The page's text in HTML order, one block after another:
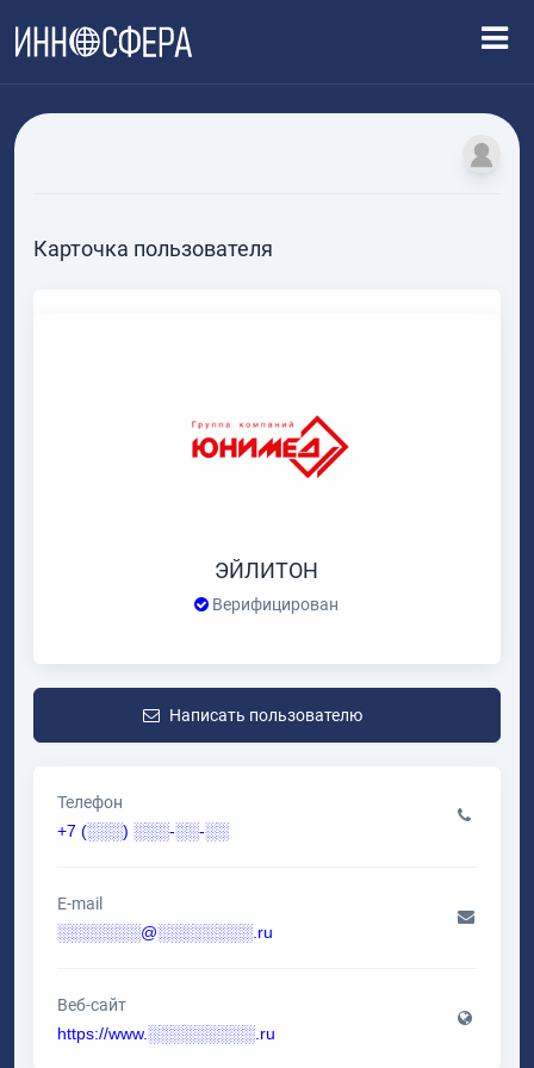
Карточка пользователя
ЭЙЛИТОН
Верифицирован
Написать пользователю
Телефон
+7 (░░░) ░░░-░░-░░
E-mail
░░░░░░░@░░░░░░░░.ru
Веб-сайт
https://www.░░░░░░░░░.ru